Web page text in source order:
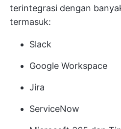
terintegrasi dengan
termasuk:
Slack
Google Workspace
Jira
ServiceNow